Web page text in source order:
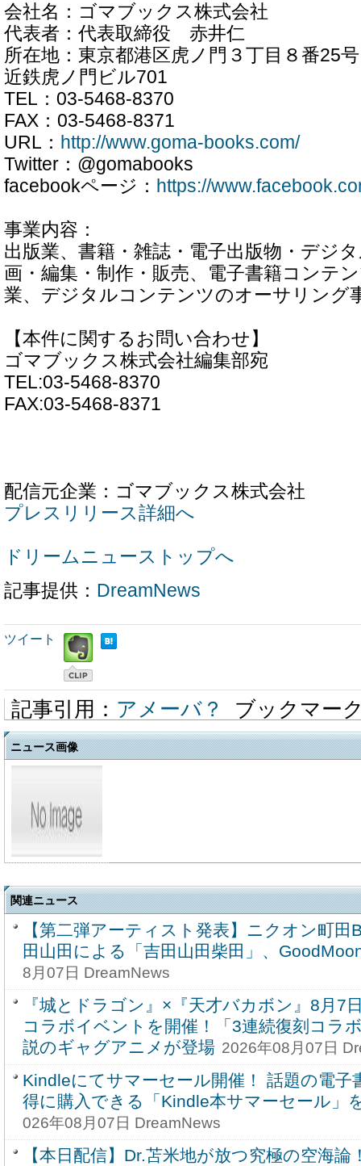
会社名：ゴマブックス株式会社
代表者：代表取締役 赤井仁
所在地：東京都港区虎ノ門３丁目８番25号
近鉄虎ノ門ビル701
TEL：03-5468-8370
FAX：03-5468-8371
URL： http://www.goma-books.com/
Twitter：@gomabooks
facebookページ： https://
事業内容：
出版業、書籍・雑誌・電子出版物・デジ
画・編集・制作・販売、電子書籍コンテ
業、デジタルコンテンツのオーサリング
【本件に関するお問い合わせ】
ゴマブックス株式会社編集部宛
TEL:03-5468-8370
FAX:03-5468-8371
配信元企業：ゴマブックス株式会社
プレスリリース詳細へ
ドリームニューストップへ
記事提供： DreamNews
ツイート
記事引用： アメーバ？ ブックマー
ニュース画像
関連ニュース
【第二弾アーティスト発表】ニクオン町田
田山田による「吉田山田柴田」、
8月07日 DreamNews
『城とドラゴン』×『天才バカボン』8月7
コラボイベントを開催！「3連続復刻コラ
説のギャグアニメが登場 2026年08月07日
Kindleにてサマーセール開催！ 話題の電子
得に購入できる「Kindle本サマーセール」
026年08月07日 DreamNews
【本日配信】Dr.苫米地が放つ究極の空海